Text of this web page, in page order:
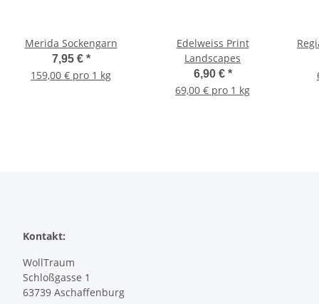
Merida Sockengarn
7,95 € *
159,00 € pro 1 kg
Edelweiss Print
Landscapes
6,90 € *
69,00 € pro 1 kg
Kontakt:
WollTraum
Schloßgasse 1
63739 Aschaffenburg